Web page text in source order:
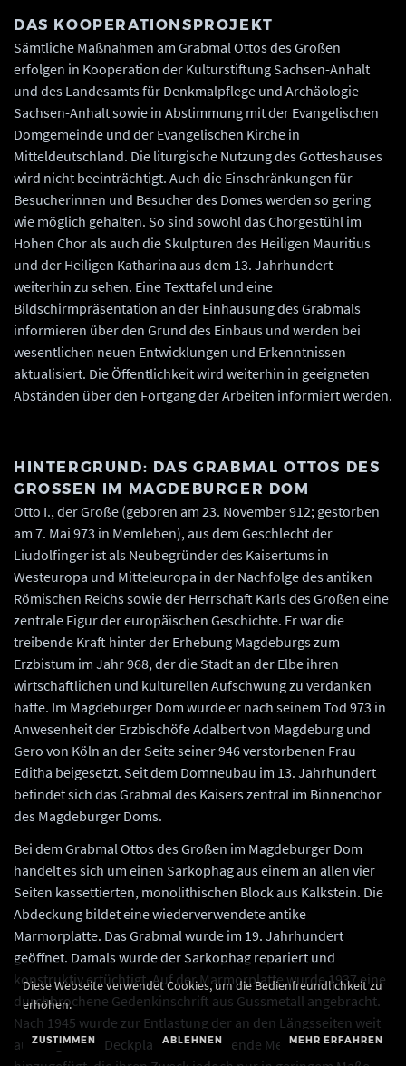
Diese Webseite verwendet Cookies, um die Bedienfreundlichkeit zu
erhöhen.
ZUSTIMMEN ABLEHNEN MEHR ERFAHREN
DAS KOOPERATIONSPROJEKT
Sämtliche Maßnahmen am Grabmal Ottos des Großen
erfolgen in Kooperation der Kulturstiftung Sachsen-Anhalt
und des Landesamts für Denkmalpflege und Archäologie
Sachsen-Anhalt sowie in Abstimmung mit der Evangelischen
Domgemeinde und der Evangelischen Kirche in
Mitteldeutschland. Die liturgische Nutzung des Gotteshauses
wird nicht beeinträchtigt. Auch die Einschränkungen für
Besucherinnen und Besucher des Domes werden so gering
wie möglich gehalten. So sind sowohl das Chorgestühl im
Hohen Chor als auch die Skulpturen des Heiligen Mauritius
und der Heiligen Katharina aus dem 13. Jahrhundert
weiterhin zu sehen. Eine Texttafel und eine
Bildschirmpräsentation an der Einhausung des Grabmals
informieren über den Grund des Einbaus und werden bei
wesentlichen neuen Entwicklungen und Erkenntnissen
aktualisiert. Die Öffentlichkeit wird weiterhin in geeigneten
Abständen über den Fortgang der Arbeiten informiert werden.
HINTERGRUND: DAS GRABMAL OTTOS DES
GROSSEN IM MAGDEBURGER DOM
Otto I., der Große (geboren am 23. November 912; gestorben
am 7. Mai 973 in Memleben), aus dem Geschlecht der
Liudolfinger ist als Neubegründer des Kaisertums in
Westeuropa und Mitteleuropa in der Nachfolge des antiken
Römischen Reichs sowie der Herrschaft Karls des Großen eine
zentrale Figur der europäischen Geschichte. Er war die
treibende Kraft hinter der Erhebung Magdeburgs zum
Erzbistum im Jahr 968, der die Stadt an der Elbe ihren
wirtschaftlichen und kulturellen Aufschwung zu verdanken
hatte. Im Magdeburger Dom wurde er nach seinem Tod 973 in
Anwesenheit der Erzbischöfe Adalbert von Magdeburg und
Gero von Köln an der Seite seiner 946 verstorbenen Frau
Editha beigesetzt. Seit dem Domneubau im 13. Jahrhundert
befindet sich das Grabmal des Kaisers zentral im Binnenchor
des Magdeburger Doms.
Bei dem Grabmal Ottos des Großen im Magdeburger Dom
handelt es sich um einen Sarkophag aus einem an allen vier
Seiten kassettierten, monolithischen Block aus Kalkstein. Die
Abdeckung bildet eine wiederverwendete antike
Marmorplatte. Das Grabmal wurde im 19. Jahrhundert
geöffnet. Damals wurde der Sarkophag repariert und
konstruktiv ertüchtigt. Auf der Marmorplatte wurde 1937 eine
durchbrochene Gedenkinschrift aus Gussmetall angebracht.
Nach 1945 wurde zur Entlastung der an den Längsseiten weit
auskragenden Deckplatte eine stützende Metallkonstruktion